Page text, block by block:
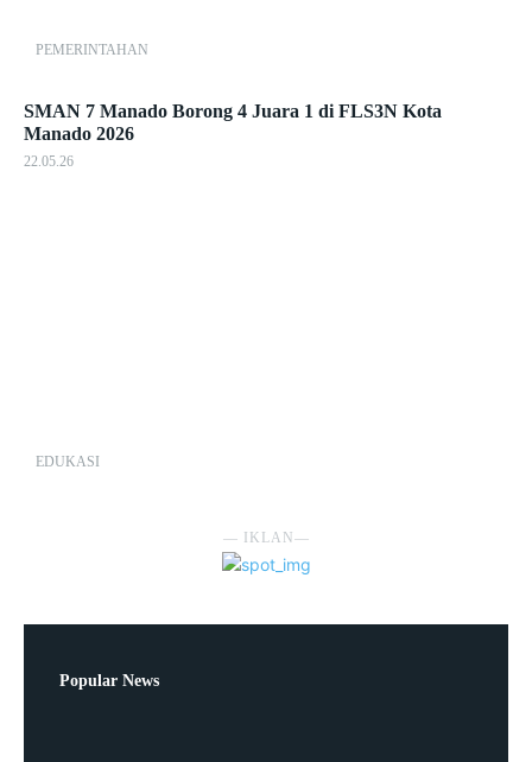
PEMERINTAHAN
SMAN 7 Manado Borong 4 Juara 1 di FLS3N Kota
Manado 2026
22.05.26
EDUKASI
― IKLAN―
Popular News